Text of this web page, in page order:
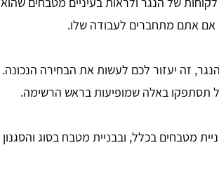
אם אתם מתחברים לעבודה שלו.
זה יעזור לכם לעשות את הבחירה הנכונה.
תסתפקו באלה שמופיעות בראש הרשימה.
מטבחים בכלל, ובבניית מטבח בסוג והסגנון